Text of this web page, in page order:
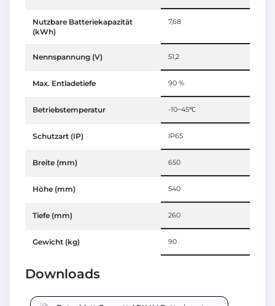
Nutzbare Batteriekapazität
(kWh)
7,68
Nennspannung (V) 51,2
Max. Entladetiefe 90 %
Betriebstemperatur -10~45℃
Schutzart (IP) IP65
Breite (mm) 650
Höhe (mm) 540
Tiefe (mm) 260
Gewicht (kg) 90
Downloads